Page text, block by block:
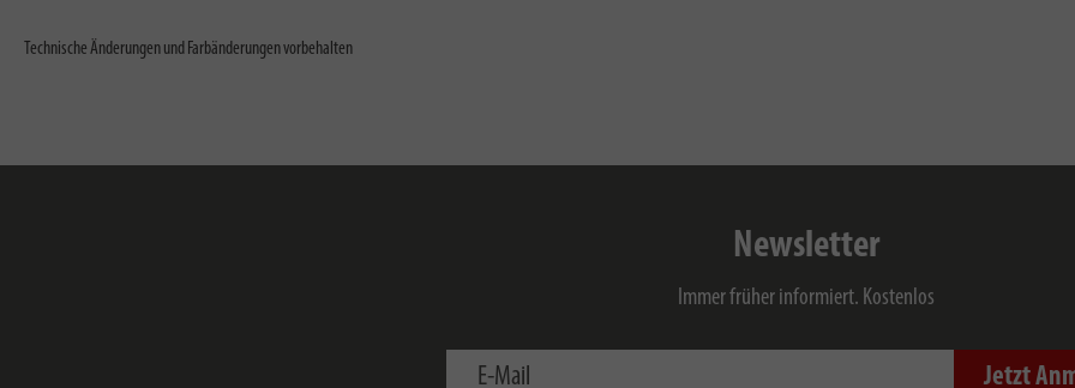
Technische Änderungen und Farbänderungen vorbehalten
Newsletter
Immer früher informiert. Kostenlos
E-Mail Jetzt